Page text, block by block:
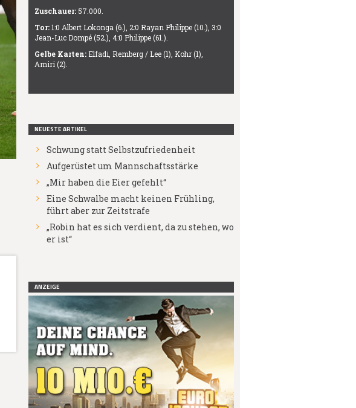
Zuschauer: 57.000.
Tor:1:0 Albert Lokonga (6.), 2:0 Rayan Philippe (10.), 3:0
Jean-Luc Dompé (52.), 4:0 Philippe (61.).
Gelbe Karten: Elfadi, Remberg / Lee (1), Kohr (1),
Amiri (2).
NEUESTE ARTIKEL
Schwung statt Selbstzufriedenheit
Aufgerüstet um Mannschaftsstärke
„Mir haben die Eier gefehlt“
Eine Schwalbe macht keinen Frühling,
führt aber zur Zeitstrafe
„Robin hat es sich verdient, da zu stehen, wo
er ist“
ANZEIGE